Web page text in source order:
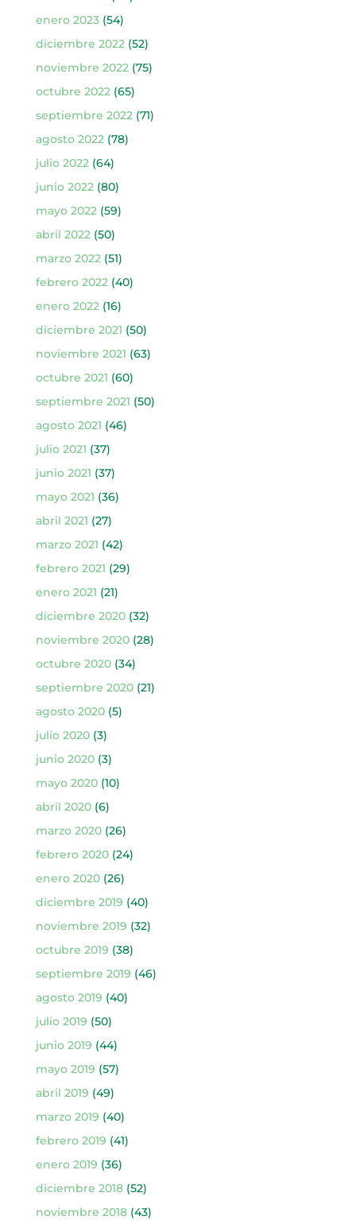
enero 2023(54)
diciembre 2022(52)
noviembre 2022(75)
octubre 2022(65)
septiembre 2022(71)
agosto 2022(78)
julio 2022(64)
junio 2022(80)
mayo 2022(59)
abril 2022(50)
marzo 2022(51)
febrero 2022(40)
enero 2022(16)
diciembre 2021 (50)
noviembre 2021 (63)
octubre 2021 (60)
septiembre 2021 (50)
agosto 2021 (46)
julio 2021 (37)
junio 2021 (37)
mayo 2021 (36)
abril 2021 (27)
marzo 2021 (42)
febrero 2021 (29)
enero 2021 (21)
diciembre 2020(32)
noviembre 2020(28)
octubre 2020(34)
septiembre 2020(21)
agosto 2020(5)
julio 2020(3)
junio 2020(3)
mayo 2020(10)
abril 2020(6)
marzo 2020(26)
febrero 2020(24)
enero 2020(26)
diciembre 2019 (40)
noviembre 2019 (32)
octubre 2019 (38)
septiembre 2019 (46)
agosto 2019 (40)
julio 2019 (50)
junio 2019 (44)
mayo 2019 (57)
abril 2019 (49)
marzo 2019 (40)
febrero 2019 (41)
enero 2019 (36)
diciembre 2018(52)
noviembre 2018(43)